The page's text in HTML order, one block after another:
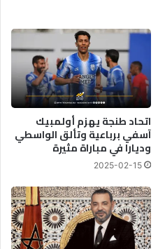
اتحاد طنجة يهزم أولمبيك
آسفي برباعية وتألق الواسطي
وديارا في مباراة مثيرة
2025-02-15